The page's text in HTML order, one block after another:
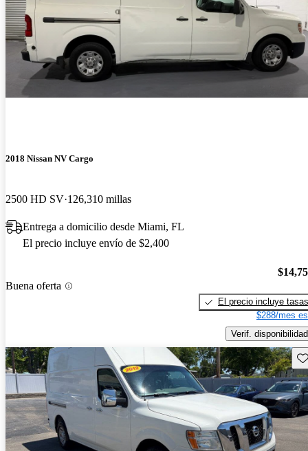
2018 Nissan NV Cargo
2500 HD SV 126,310 millas
Entrega a domicilio desde Miami, FL
El precio incluye envío de $2,400
Buena oferta
El precio incluye tasas
$288/mes
Verif. disponibilidad